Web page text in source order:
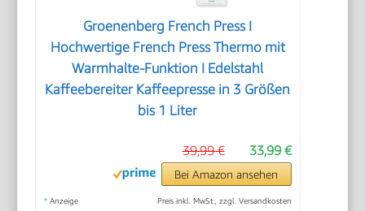
Groenenberg French Press I
Hochwertige French Press Thermo mit
Warmhalte-Funktion I Edelstahl
Kaffeebereiter Kaffeepresse in 3 Größen
bis 1 Liter
33,99 €
39,99 €
Bei Amazon ansehen
* Anzeige Preis inkl. MwSt., zzgl. Versandkosten